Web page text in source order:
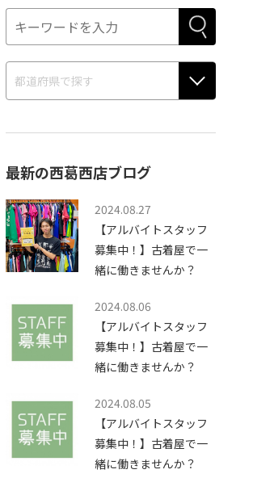
最新の西葛西店ブログ
2024.08.27
【アルバイトスタッフ
募集中！】古着屋で一
緒に働きませんか？
2024.08.06
【アルバイトスタッフ
募集中！】古着屋で一
緒に働きませんか？
2024.08.05
【アルバイトスタッフ
募集中！】古着屋で一
緒に働きませんか？